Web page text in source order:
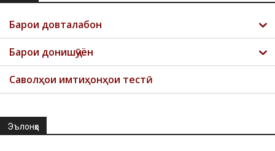
Барои довталабон
Барои донишҷӯён
Саволҳои имтиҳонҳои тестӣ
Эълонҳо